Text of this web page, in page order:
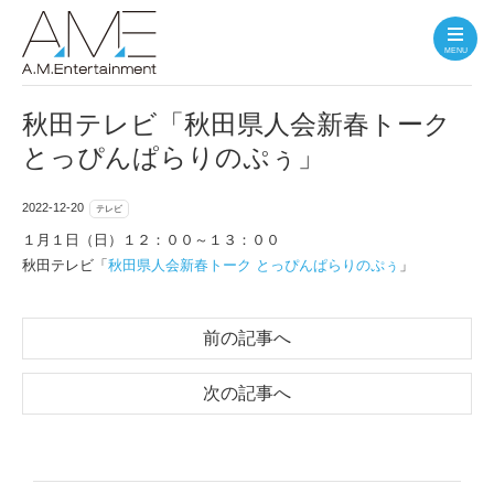
MENU
秋田テレビ「秋田県人会新春トーク
とっぴんぱらりのぷぅ」
2022-12-20 テレビ
１月１日（日）１２：００～１３：００
秋田テレビ「 秋田県人会新春トーク とっぴんぱらりのぷぅ 」
前の記事へ
次の記事へ